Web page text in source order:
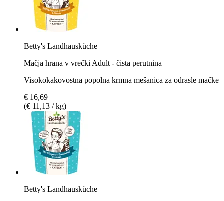
Betty's Landhausküche
Mačja hrana v vrečki Adult - čista perutnina
Visokokakovostna popolna krmna mešanica za odrasle mačke
€ 16,69
(€ 11,13 / kg)
Betty's Landhausküche